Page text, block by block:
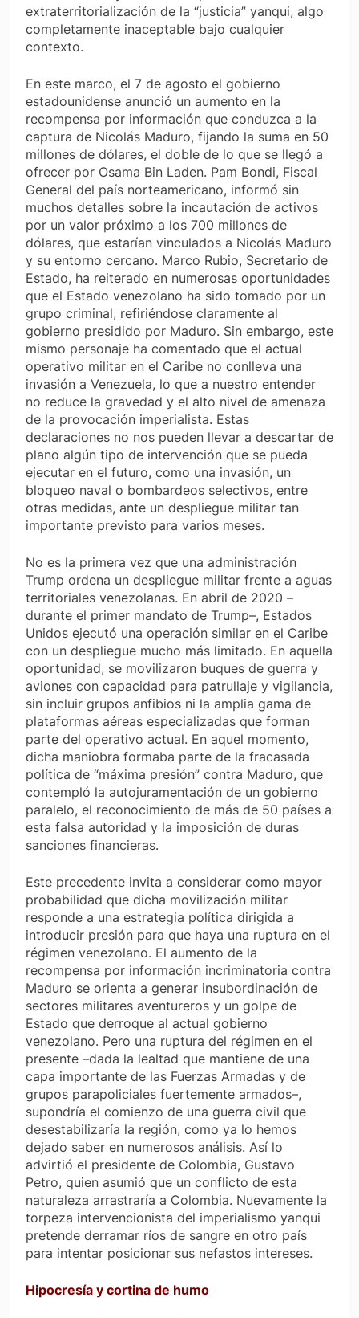
extraterritorialización de la “justicia” yanqui, algo
completamente inaceptable bajo cualquier
contexto.
En este marco, el 7 de agosto el gobierno
estadounidense anunció un aumento en la
recompensa por información que conduzca a la
captura de Nicolás Maduro, fijando la suma en 50
millones de dólares, el doble de lo que se llegó a
ofrecer por Osama Bin Laden. Pam Bondi, Fiscal
General del país norteamericano, informó sin
muchos detalles sobre la incautación de activos
por un valor próximo a los 700 millones de
dólares, que estarían vinculados a Nicolás Maduro
y su entorno cercano. Marco Rubio, Secretario de
Estado, ha reiterado en numerosas oportunidades
que el Estado venezolano ha sido tomado por un
grupo criminal, refiriéndose claramente al
gobierno presidido por Maduro. Sin embargo, este
mismo personaje ha comentado que el actual
operativo militar en el Caribe no conlleva una
invasión a Venezuela, lo que a nuestro entender
no reduce la gravedad y el alto nivel de amenaza
de la provocación imperialista. Estas
declaraciones no nos pueden llevar a descartar de
plano algún tipo de intervención que se pueda
ejecutar en el futuro, como una invasión, un
bloqueo naval o bombardeos selectivos, entre
otras medidas, ante un despliegue militar tan
importante previsto para varios meses.
No es la primera vez que una administración
Trump ordena un despliegue militar frente a aguas
territoriales venezolanas. En abril de 2020 –
durante el primer mandato de Trump–, Estados
Unidos ejecutó una operación similar en el Caribe
con un despliegue mucho más limitado. En aquella
oportunidad, se movilizaron buques de guerra y
aviones con capacidad para patrullaje y vigilancia,
sin incluir grupos anfibios ni la amplia gama de
plataformas aéreas especializadas que forman
parte del operativo actual. En aquel momento,
dicha maniobra formaba parte de la fracasada
política de “máxima presión” contra Maduro, que
contempló la autojuramentación de un gobierno
paralelo, el reconocimiento de más de 50 países a
esta falsa autoridad y la imposición de duras
sanciones financieras.
Este precedente invita a considerar como mayor
probabilidad que dicha movilización militar
responde a una estrategia política dirigida a
introducir presión para que haya una ruptura en el
régimen venezolano. El aumento de la
recompensa por información incriminatoria contra
Maduro se orienta a generar insubordinación de
sectores militares aventureros y un golpe de
Estado que derroque al actual gobierno
venezolano. Pero una ruptura del régimen en el
presente –dada la lealtad que mantiene de una
capa importante de las Fuerzas Armadas y de
grupos parapoliciales fuertemente armados–,
supondría el comienzo de una guerra civil que
desestabilizaría la región, como ya lo hemos
dejado saber en numerosos análisis. Así lo
advirtió el presidente de Colombia, Gustavo
Petro, quien asumió que un conflicto de esta
naturaleza arrastraría a Colombia. Nuevamente la
torpeza intervencionista del imperialismo yanqui
pretende derramar ríos de sangre en otro país
para intentar posicionar sus nefastos intereses.
Hipocresía y cortina de humo